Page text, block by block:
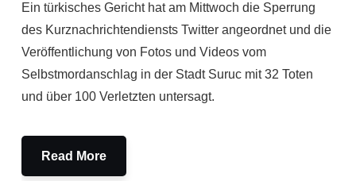
Ein türkisches Gericht hat am Mittwoch die Sperrung
des Kurznachrichtendiensts Twitter angeordnet und die
Veröffentlichung von Fotos und Videos vom
Selbstmordanschlag in der Stadt Suruc mit 32 Toten
und über 100 Verletzten untersagt.
Read More